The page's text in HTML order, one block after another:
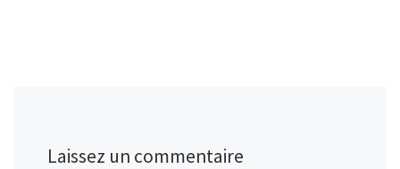
Laissez un commentaire